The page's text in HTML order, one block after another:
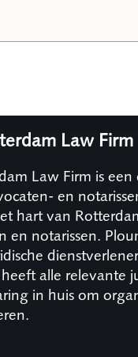
Law Firm
Law Firm is
en
hart van
en notarissen.
alle relevante
in huis om